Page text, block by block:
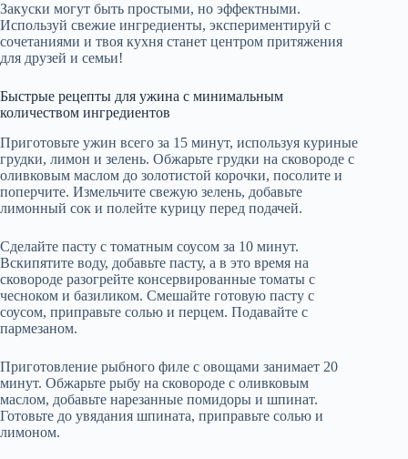
Закуски могут быть простыми, но эффектными.
Используй свежие ингредиенты, экспериментируй с
сочетаниями и твоя кухня станет центром притяжения
для друзей и семьи!
Быстрые рецепты для ужина с минимальным
количеством ингредиентов
Приготовьте ужин всего за 15 минут, используя куриные
грудки, лимон и зелень. Обжарьте грудки на сковороде с
оливковым маслом до золотистой корочки, посолите и
поперчите. Измельчите свежую зелень, добавьте
лимонный сок и полейте курицу перед подачей.
Сделайте пасту с томатным соусом за 10 минут.
Вскипятите воду, добавьте пасту, а в это время на
сковороде разогрейте консервированные томаты с
чесноком и базиликом. Смешайте готовую пасту с
соусом, приправьте солью и перцем. Подавайте с
пармезаном.
Приготовление рыбного филе с овощами занимает 20
минут. Обжарьте рыбу на сковороде с оливковым
маслом, добавьте нарезанные помидоры и шпинат.
Готовьте до увядания шпината, приправьте солью и
лимоном.